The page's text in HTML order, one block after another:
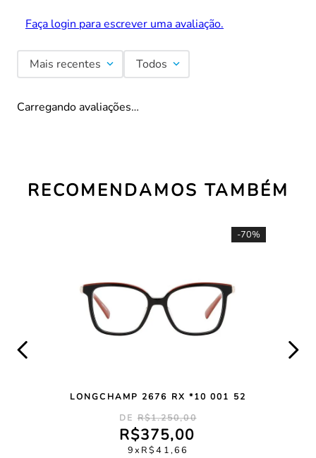
Faça login para escrever uma avaliação.
Mais recentes Todos
Carregando avaliações…
RECOMENDAMOS TAMBÉM
-70%
LONGCHAMP 2676 RX *10 001 52
R$1.250,00
R$375,00
9 R$41,66